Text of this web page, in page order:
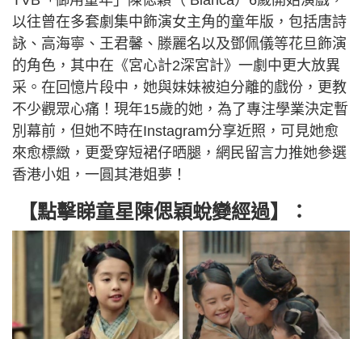
以往曾在多套劇集中飾演女主角的童年版，包括唐詩
詠、高海寧、王君馨、滕麗名以及鄧佩儀等花旦飾演
的角色，其中在《宮心計2深宮計》一劇中更大放異
采。在回憶片段中，她與妹妹被迫分離的戲份，更教
不少觀眾心痛！現年15歲的她，為了專注學業決定暫
別幕前，但她不時在Instagram分享近照，可見她愈
來愈標緻，更愛穿短裙仔晒腿，網民留言力推她參選
香港小姐，一圓其港姐夢！
【點擊睇童星陳偲穎蛻變經過】：